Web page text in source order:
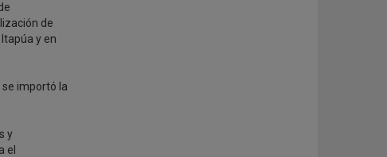
de
y en
importó la
y
el